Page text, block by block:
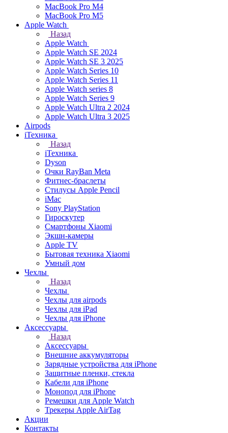
MacBook Pro M4
MacBook Pro M5
Apple Watch
Назад
Apple Watch
Apple Watch SE 2024
Apple Watch SE 3 2025
Apple Watch Series 10
Apple Watch Series 11
Apple Watch series 8
Apple Watch Series 9
Apple Watch Ultra 2 2024
Apple Watch Ultra 3 2025
Airpods
iТехника
Назад
iТехника
Dyson
Очки RayBan Meta
Фитнес-браслеты
Стилусы Apple Pencil
iMac
Sony PlayStation
Гироскутер
Смартфоны Xiaomi
Экшн-камеры
Apple TV
Бытовая техника Xiaomi
Умный дом
Чехлы
Назад
Чехлы
Чехлы для airpods
Чехлы для iPad
Чехлы для iPhone
Аксессуары
Назад
Аксессуары
Внешние аккумуляторы
Зарядные устройства для iPhone
Защитные пленки, стекла
Кабели для iPhone
Монопод для iPhone
Ремешки для Apple Watch
Трекеры Apple AirTag
Акции
Контакты